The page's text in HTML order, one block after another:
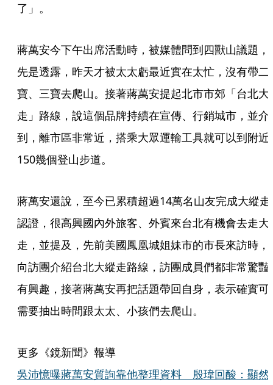
了」。
蔣萬安今下午出席活動時，被媒體問到四獸山議題，
先是透露，昨天才被太太虧最近實在太忙，沒有帶二
寶、三寶去爬山。接著蔣萬安提起北市市郊「台北大
走」路線，說這個品牌持續在宣傳、行銷城市，並介
到，離市區非常近，搭乘大眾運輸工具就可以到附近
150幾個登山步道。
蔣萬安還說，至今已累積超過14萬名山友完成大縱走
認證，很高興國內外旅客、外賓來台北有機會去走大
走，並提及，先前美國鳳凰城姐妹市的市長來訪時，
向訪團介紹台北大縱走路線，訪團成員們都非常驚豔
有興趣，接著蔣萬安再把話題帶回自身，表示確實可
需要抽出時間跟太太、小孩們去爬山。
更多《鏡新聞》報導
吳沛憶曝蔣萬安質詢靠他整理資料 殷瑋回酸：顯然